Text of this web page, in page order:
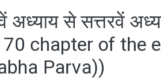
अध्याय से सत्तरवें
chapter of the
Parva))